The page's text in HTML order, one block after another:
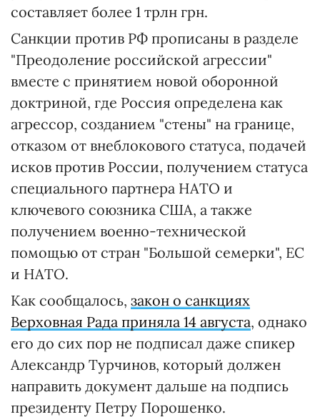
составляет более 1 трлн грн.
Санкции против РФ прописаны в разделе
"Преодоление российской агрессии"
вместе с принятием новой оборонной
доктриной, где Россия определена как
агрессор, созданием "стены" на границе,
отказом от внеблокового статуса, подачей
исков против России, получением статуса
специального партнера НАТО и
ключевого союзника США, а также
получением военно-технической
помощью от стран "Большой семерки", ЕС
и НАТО.
Как сообщалось, закон о санкциях
Верховная Рада приняла 14 августа, однако
его до сих пор не подписал даже спикер
Александр Турчинов, который должен
направить документ дальше на подпись
президенту Петру Порошенко.